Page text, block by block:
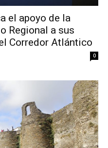
el apoyo de la
Regional a sus
Corredor Atlántico
0